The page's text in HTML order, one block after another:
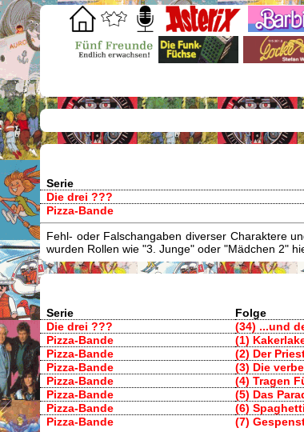
Serie
Die drei ???
Pizza-Bande
Fehl- oder Falschangaben diverser Charaktere
wurden Rollen wie "3. Junge" oder "Mädchen 2"
Serie Folge
Die drei ???
(34) ...und
Pizza-Bande
(1)
Pizza-Bande
(2) Der
Pizza-Bande
(3) Die
Pizza-Bande
(4) Tragen
Pizza-Bande
(5) Das
Pizza-Bande
(6)
Pizza-Bande
(7)